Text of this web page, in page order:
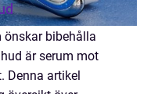
önskar bibehålla
är serum mot
Denna artikel